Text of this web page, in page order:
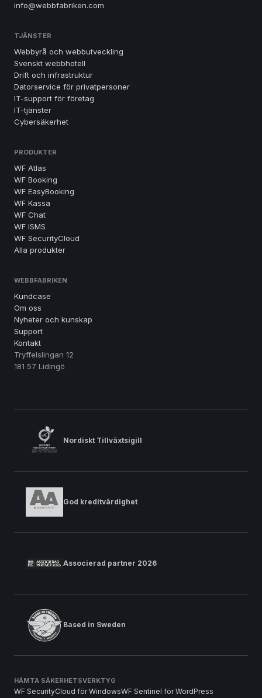
info@webbfabriken.com
TJÄNSTER
Webbyrå och webbutveckling
Svenskt webbhotell
Drift och infrastruktur
Datorservice för privatpersoner
IT-support för företag
IT-tjänster
Cybersäkerhet
PRODUKTER
WF Atlas
WF Booking
WF EasyBooking
WF Kassa
WF Chat
WF ISMS
WF SecurityCloud
Alla produkter
WEBBFABRIKEN
Kundcase
Om oss
Nyheter och kunskap
Support
Kontakt
Tryffelslingan 12
181 57 Lidingö
Nordiskt Tillväxtsigill
God kreditvärdighet
Associerad partner 2026
Based in Sweden
HÄMTA SÄKERHETSVERKTYG
WF SecurityCloud för WindowsWF Sentinel för WordPress